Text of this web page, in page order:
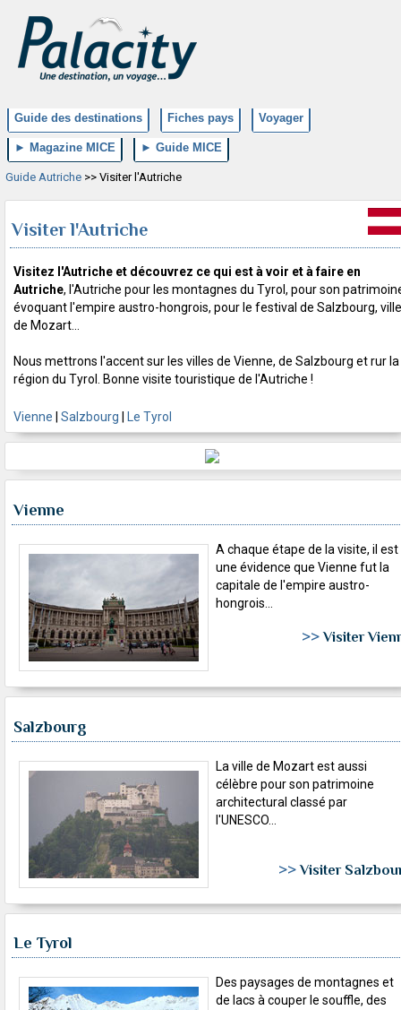
Guide des destinations Fiches pays Voyager
► Magazine MICE ► Guide MICE
Guide Autriche >> Visiter l'Autriche
Visiter l'Autriche
Visitez l'Autriche et découvrez ce qui est à voir et à faire en
Autriche, l'Autriche pour les montagnes du Tyrol, pour son
évoquant l'empire austro-hongrois, pour le festival de Salzbourg, ville
de Mozart...
Nous mettrons l'accent sur les villes de Vienne, de Salzbourg et rur la
région du Tyrol. Bonne visite touristique de l'Autriche !
Vienne Salzbourg Le Tyrol
Vienne
A chaque étape de la visite, il est
une évidence que Vienne fut la
capitale de l'empire austro-
hongrois...
>>Visiter
Salzbourg
La ville de Mozart est aussi
célèbre pour son patrimoine
architectural classé par
l'UNESCO...
>>Visiter
Le Tyrol
Des paysages de montagnes et
de lacs à couper le souffle, des